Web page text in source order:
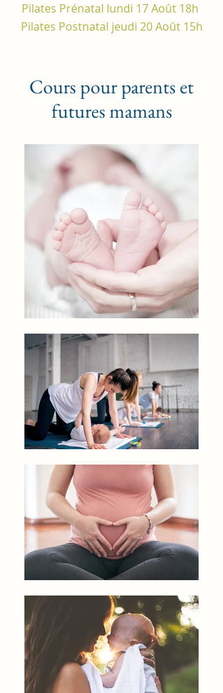
Pilates Prénatal lundi 17 Août 18h
Pilates Postnatal jeudi 20 Août 15h
Cours pour parents et
futures mamans